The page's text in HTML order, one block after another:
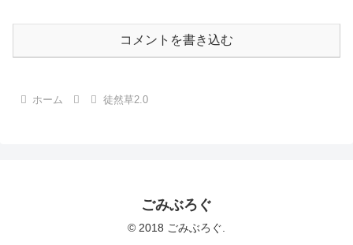
コメントを書き込む
ホーム 徒然草2.0
ごみぶろぐ
© 2018 ごみぶろぐ.